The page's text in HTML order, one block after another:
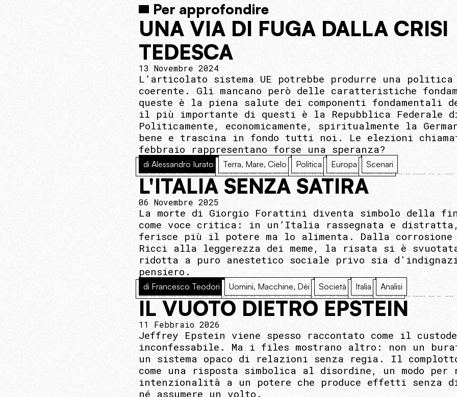
Per approfondire
UNA VIA DI FUGA DALLA CRISI
TEDESCA
13 Novembre 2024
L’articolato sistema UE potrebbe produrre una politica
coerente. Gli mancano però delle caratteristiche
queste è la piena salute dei componenti fondamentali
il più importante di questi è la Repubblica Federale
Politicamente, economicamente, spiritualmente la
bene e trascina in fondo tutti noi. Le elezioni
febbraio rappresentano forse una speranza?
di Alessandro Iurato Terra, Mare, Cielo Politica Europa Scenari
L'ITALIA SENZA SATIRA
06 Novembre 2025
La morte di Giorgio Forattini diventa simbolo della
come voce critica: in un’Italia rassegnata e
ferisce più il potere ma lo alimenta. Dalla
Ricci alla leggerezza dei meme, la risata si è
ridotta a puro anestetico sociale privo sia
pensiero.
di Francesco Teodori Uomini, Macchine, Dèi Società Italia Analisi
IL VUOTO DIETRO EPSTEIN
11 Febbraio 2026
Jeffrey Epstein viene spesso raccontato come il
inconfessabile. Ma i files mostrano altro: non un
un sistema opaco di relazioni senza regia. Il
come una risposta simbolica al disordine, un modo
intenzionalità a un potere che produce effetti senza
né assumere un volto.